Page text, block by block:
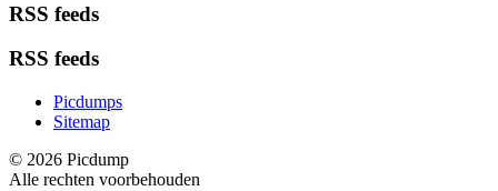
RSS feeds
RSS feeds
Picdumps
Sitemap
© 2026 Picdump
Alle rechten voorbehouden